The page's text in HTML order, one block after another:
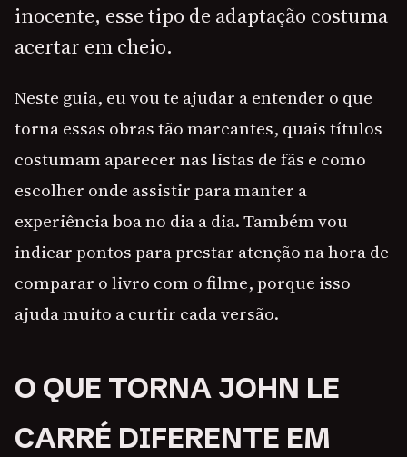
inocente, esse tipo de adaptação costuma
acertar em cheio.
Neste guia, eu vou te ajudar a entender o que
torna essas obras tão marcantes, quais títulos
costumam aparecer nas listas de fãs e como
escolher onde assistir para manter a
experiência boa no dia a dia. Também vou
indicar pontos para prestar atenção na hora de
comparar o livro com o filme, porque isso
ajuda muito a curtir cada versão.
O QUE TORNA JOHN LE
CARRÉ DIFERENTE EM